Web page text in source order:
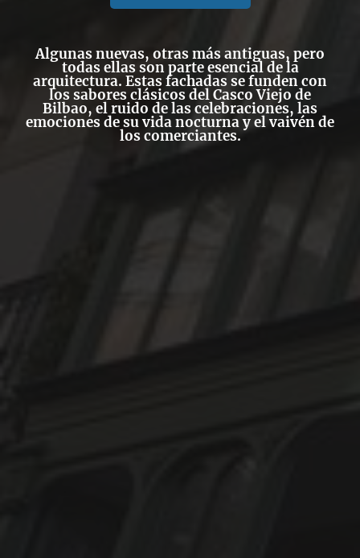
Algunas nuevas, otras más antiguas, pero
todas ellas son parte esencial de la
arquitectura. Estas fachadas se funden con
los sabores clásicos del Casco Viejo de
Bilbao, el ruido de las celebraciones, las
emociones de su vida nocturna y el vaivén de
los comerciantes.